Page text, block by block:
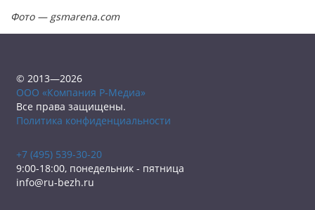
Фото — gsmarena.com
© 2013—2026
ООО «Компания Р-Медиа»
Все права защищены.
Политика конфиденциальности
+7 (495) 539-30-20
9:00-18:00, понедельник - пятница
info@ru-bezh.ru